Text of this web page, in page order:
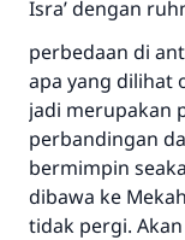
Isra’ dengan
perbedaan di
apa yang dilihat
jadi merupakan
perbandingan
bermimpin
dibawa ke
tidak pergi.